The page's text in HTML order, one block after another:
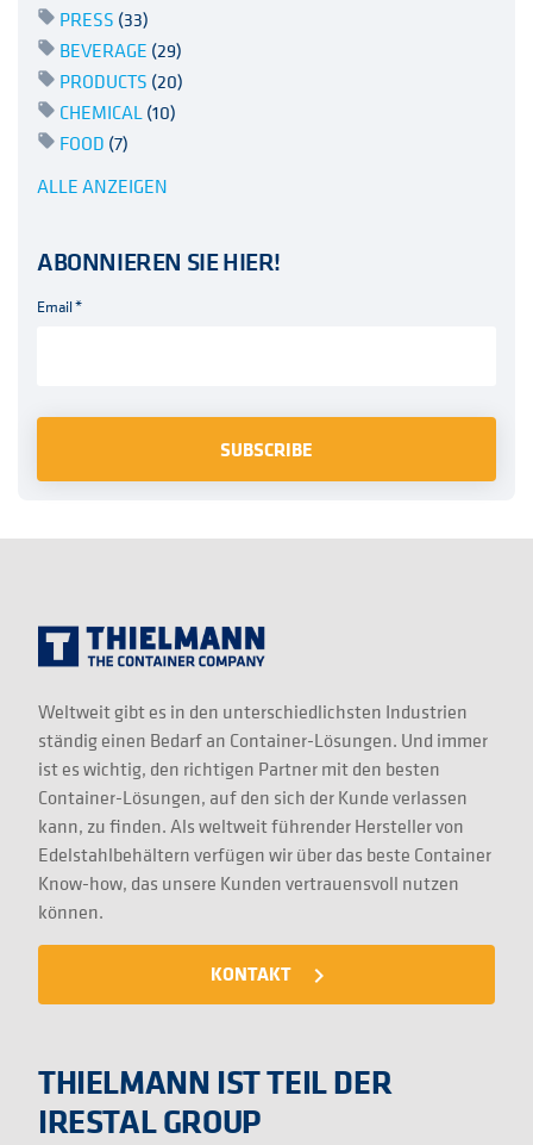
PRESS (33)
BEVERAGE (29)
PRODUCTS (20)
CHEMICAL(10)
FOOD (7)
ALLE ANZEIGEN
ABONNIEREN SIE HIER!
Email*
Weltweit gibt es in den unterschiedlichsten Industrien
ständig einen Bedarf an Container-Lösungen. Und immer
ist es wichtig, den richtigen Partner mit den besten
Container-Lösungen, auf den sich der Kunde verlassen
kann, zu finden. Als weltweit führender Hersteller von
Edelstahlbehältern verfügen wir über das beste Container
Know-how, das unsere Kunden vertrauensvoll nutzen
können.
KONTAKT navigate_next
THIELMANN IST TEIL DER
IRESTAL GROUP